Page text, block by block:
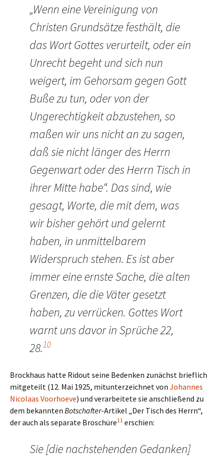
„Wenn eine Vereinigung von
Christen Grundsätze festhält, die
das Wort Gottes verurteilt, oder ein
Unrecht begeht und sich nun
weigert, im Gehorsam gegen Gott
Buße zu tun, oder von der
Ungerechtigkeit abzustehen, so
maßen wir uns nicht an zu sagen,
daß sie nicht länger des Herrn
Gegenwart oder des Herrn Tisch in
ihrer Mitte habe“. Das sind, wie
gesagt, Worte, die mit dem, was
wir bisher gehört und gelernt
haben, in unmittelbarem
Widerspruch stehen. Es ist aber
immer eine ernste Sache, die alten
Grenzen, die die Väter gesetzt
haben, zu verrücken. Gottes Wort
warnt uns davor in Sprüche 22,
28.10
Brockhaus hatte Ridout seine Bedenken zunächst brieflich
mitgeteilt (12. Mai 1925, mitunterzeichnet von Johannes
Nicolaas Voorhoeve) und verarbeitete sie anschließend zu
dem bekannten Botschafter-Artikel „Der Tisch des Herrn“,
der auch als separate Broschüre11 erschien:
Sie [die nachstehenden Gedanken]